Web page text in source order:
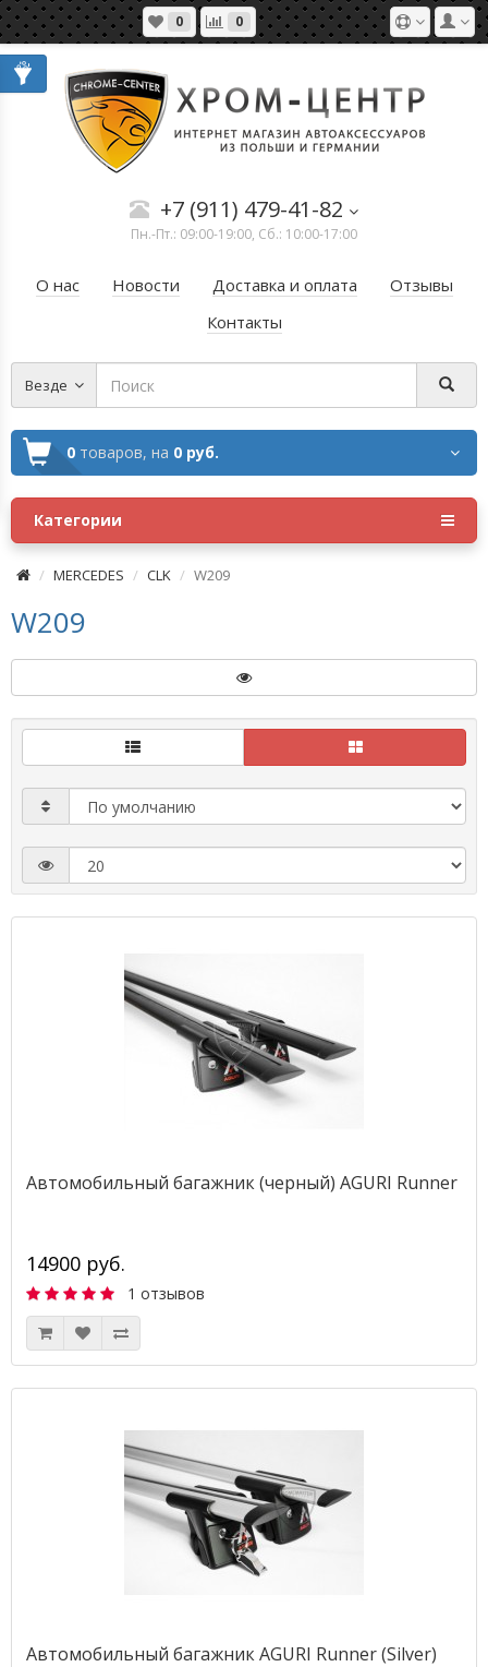
0 0
+7 (911) 479-41-82
Пн.-Пт.: 09:00-19:00, Сб.: 10:00-17:00
О нас Новости Доставка и оплата
Отзывы
Контакты
Везде
0 товаров, на 0 руб.
Категории
MERCEDES CLK W209
W209
Автомобильный багажник (черный) AGURI Runner
14900 руб.
1 отзывов
Автомобильный багажник AGURI Runner (Silver)